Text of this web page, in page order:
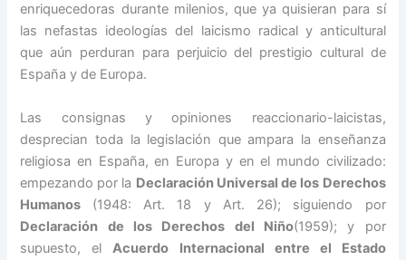
enriquecedoras durante milenios, que ya quisieran para sí
las nefastas ideologías del laicismo radical y anticultural
que aún perduran para perjuicio del prestigio cultural de
España y de Europa.
Las consignas y opiniones reaccionario-laicistas,
desprecian toda la legislación que ampara la enseñanza
religiosa en España, en Europa y en el mundo civilizado:
empezando por la Declaración Universal de los Derechos
Humanos (1948: Art. 18 y Art. 26); siguiendo por
Declaración de los Derechos del Niño(1959); y por
supuesto, el Acuerdo Internacional entre el Estado